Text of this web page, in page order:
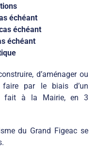
échéant
échéant
échéant
d’aménager ou
par le biais d’un
fait à la Mairie, en 3
du Grand Figeac se